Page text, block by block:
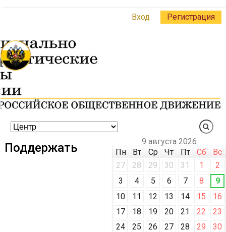
Вход Регистрация
Поддержать
9 августа 2026
Пн
Вт Ср Чт Пт Сб
Вс
27
28 29 30 31 1
2
3
4 5 6 7 8
9
10
11 12 13 14 15
16
17
18 19 20 21 22
23
24
25 26 27 28 29
30